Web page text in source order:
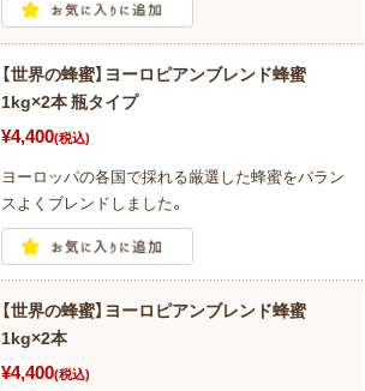
【世界の蜂蜜】ヨーロピアンブレンド蜂蜜
1kg×2本 瓶タイプ
¥4,400(税込)
ヨーロッパの各国で採れる厳選した蜂蜜をバラン
スよくブレンドしました。
【世界の蜂蜜】ヨーロピアンブレンド蜂蜜
1kg×2本
¥4,400(税込)